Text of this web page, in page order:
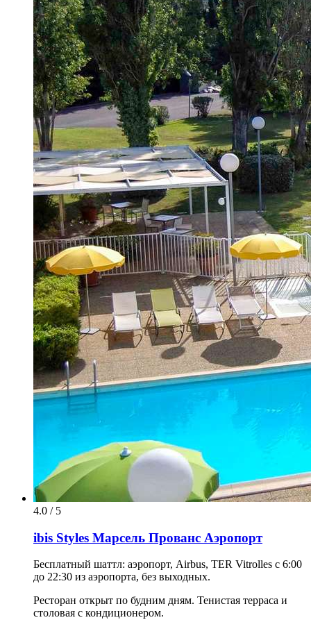
4.0 / 5
ibis Styles Марсель Прованс Аэропорт
Бесплатный шаттл: аэропорт, Airbus, TER Vitrolles с 6:00
до 22:30 из аэропорта, без выходных.
Ресторан открыт по будним дням. Тенистая терраса и
столовая с кондиционером.